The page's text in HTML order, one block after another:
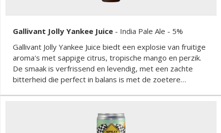
Gallivant Jolly Yankee Juice - India Pale Ale - 5%
Gallivant Jolly Yankee Juice biedt een explosie van fruitige
aroma's met sappige citrus, tropische mango en perzik.
De smaak is verfrissend en levendig, met een zachte
bitterheid die perfect in balans is met de zoetere
liefhebbers van fruitige en aromatische bieren.